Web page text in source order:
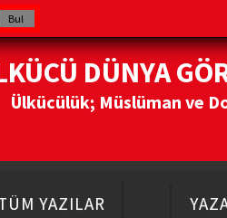
DÜNYA
Ülkücülük; Müslüman ve
YAZILAR